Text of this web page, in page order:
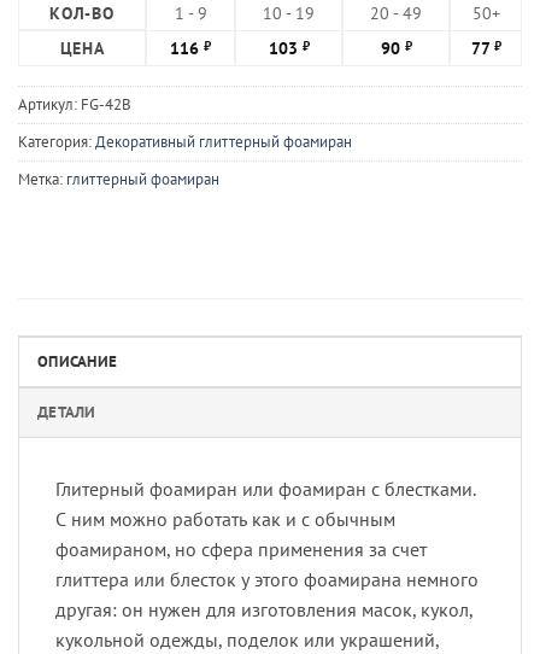
КОЛ-ВО 1 - 9 10 - 19 20 - 49
50+
ЦЕНА
116 ₽ 103 ₽ 90 ₽ 77 ₽
Артикул: FG-42B
Категория:Декоративный глиттерный фоамиран
Метка: глиттерный фоамиран
ОПИСАНИЕ
ДЕТАЛИ
Глитерный фоамиран или фоамиран с блестками.
С ним можно работать как и с обычным
фоамираном, но сфера применения за счет
глиттера или блесток у этого фоамирана немного
другая: он нужен для изготовления масок, кукол,
кукольной одежды, поделок или украшений,